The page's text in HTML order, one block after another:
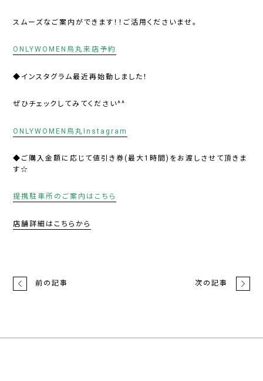
スムーズなご案内ができます！！ご活用くださいませ。
ONLYWOMEN烏丸来店予約
◆インスタグラム最近再始動しました！
ぜひチェックしてみてください^^
ONLYWOMEN烏丸Instagram
◆ご購入金額に応じて値引き券(最大1時間)をお渡しさせて頂きま
す☆
提携駐車所のご案内はこちら
店舗詳細はこちらから
前の記事 次の記事